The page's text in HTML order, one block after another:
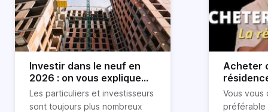
Investir dans le neuf en
2026 : on vous explique
tout !
Les particuliers et investisseurs
sont toujours plus nombreux
Acheter
règle
révélée
Vous vous
préférable